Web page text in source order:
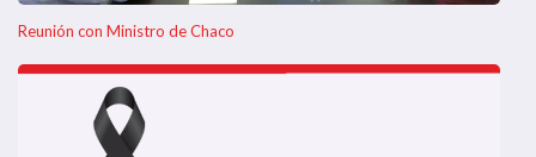
Reunión con Ministro de Chaco